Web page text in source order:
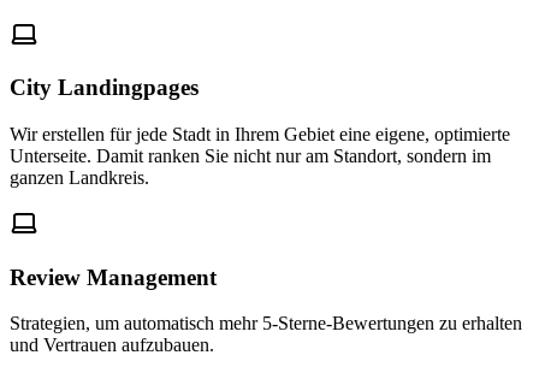
City Landingpages
Wir erstellen für jede Stadt in Ihrem Gebiet eine eigene, optimierte
Unterseite. Damit ranken Sie nicht nur am Standort, sondern im
ganzen Landkreis.
Review Management
Strategien, um automatisch mehr 5-Sterne-Bewertungen zu erhalten
und Vertrauen aufzubauen.